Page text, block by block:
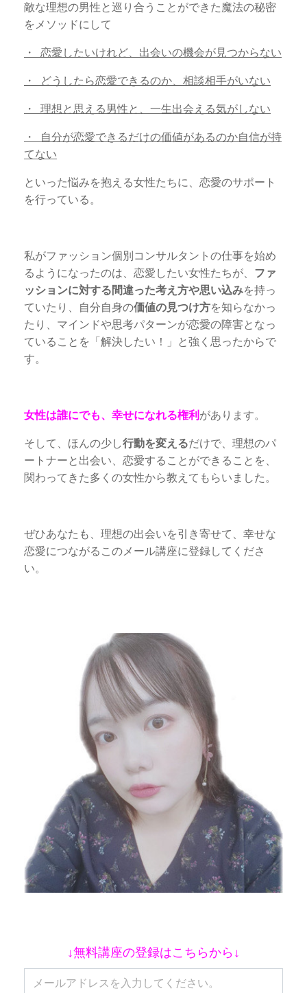
敵な理想の男性と巡り合うことができた魔法の秘密
をメソッドにして
・ 恋愛したいけれど、出会いの機会が見つからない
・ どうしたら恋愛できるのか、相談相手がいない
・ 理想と思える男性と、一生出会える気がしない
・ 自分が恋愛できるだけの価値があるのか自信が持
てない
といった悩みを抱える女性たちに、恋愛のサポート
を行っている。
私がファッション個別コンサルタントの仕事を始め
るようになったのは、恋愛したい女性たちが、 ファ
ッションに対する間違った考え方や思い込みを持っ
ていたり、自分自身の価値の見つけ方を知らなかっ
たり、マインドや思考パターンが恋愛の障害となっ
ていることを「解決したい！」と強く思ったからで
す。
女性は誰にでも、幸せになれる権利 があります。
そして、ほんの少し行動を変えるだけで、理想のパ
ートナーと出会い、恋愛することができることを、
関わってきた多くの女性から教えてもらいました。
ぜひあなたも、理想の出会いを引き寄せて、幸せな
恋愛につながるこのメール講座に登録してくださ
い。
↓無料講座の登録はこちらから↓